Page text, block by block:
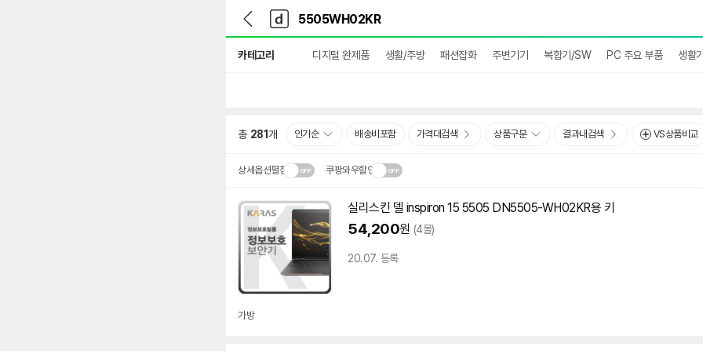
다
나
와
가
기
다
와
메
인
카테고리 디지털 완제품 생활/주방 패션잡화 주변기기 복합기/SW PC 주요 부품 생활
총 281 개 인기순 배송비포함 가격대검색 상품구분 결과내검색 VS상품비교
상세옵션펼침 쿠팡와우할인
설치 환경·지역에 따라
배송·설치비가 달라집니다.
기
실리스킨 델 inspiron 15 5505 DN5505-WH02KR용 키
54,200원 (4몰)
20.07. 등록
가방